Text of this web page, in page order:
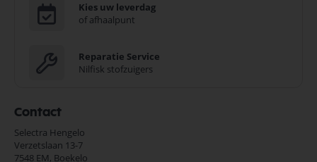
Kies uw leverdag
of afhaalpunt
Reparatie Service
Nilfisk stofzuigers
Contact
Selectra Hengelo
Verzetslaan 13-7
7548 EM, Boekelo